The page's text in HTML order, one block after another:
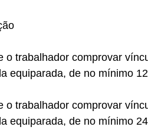
o trabalhador comprovar
equiparada, de no mínimo
o trabalhador comprovar
equiparada, de no mínimo